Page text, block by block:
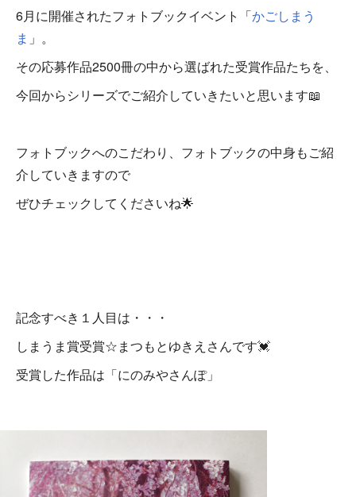
6月に開催されたフォトブックイベント「かごしまう
ま 」。
その応募作品2500冊の中から選ばれた受賞作品たちを、
今回からシリーズでご紹介していきたいと思います📖
フォトブックへのこだわり、フォトブックの中身もご紹
介していきますので
ぜひチェックしてくださいね🌟
記念すべき１人目は・・・
しまうま賞受賞☆まつもとゆきえさんです💓
受賞した作品は「にのみやさんぽ」